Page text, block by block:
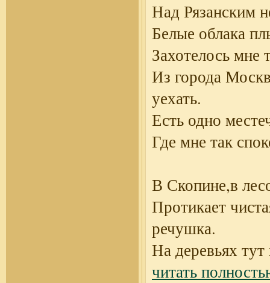
Над Рязанским
Белые облака
Захотелось мне
Из города
уехать.
Есть одно
Где мне так
В Скопине,в
Протикает
речушка.
На деревьях тут
читать